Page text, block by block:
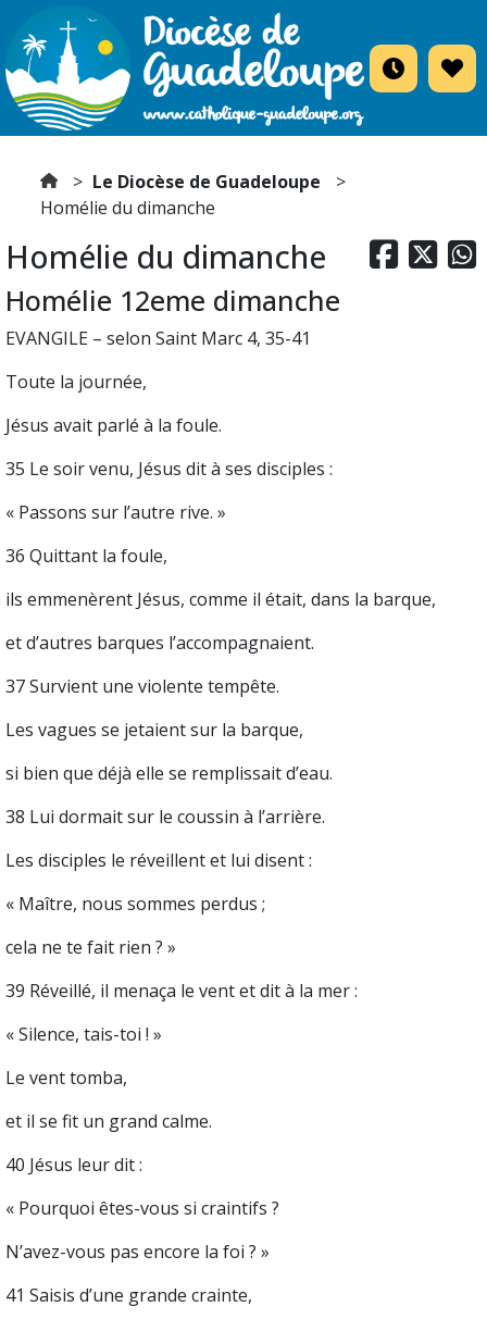
Le Diocèse de Guadeloupe
Homélie du dimanche
  
Homélie du dimanche
Homélie 12eme dimanche
EVANGILE – selon Saint Marc 4, 35-41
Toute la journée,
Jésus avait parlé à la foule.
35 Le soir venu, Jésus dit à ses disciples :
« Passons sur l’autre rive. »
36 Quittant la foule,
ils emmenèrent Jésus, comme il était, dans la barque,
et d’autres barques l’accompagnaient.
37 Survient une violente tempête.
Les vagues se jetaient sur la barque,
si bien que déjà elle se remplissait d’eau.
38 Lui dormait sur le coussin à l’arrière.
Les disciples le réveillent et lui disent :
« Maître, nous sommes perdus ;
cela ne te fait rien ? »
39 Réveillé, il menaça le vent et dit à la mer :
« Silence, tais-toi ! »
Le vent tomba,
et il se fit un grand calme.
40 Jésus leur dit :
« Pourquoi êtes-vous si craintifs ?
N’avez-vous pas encore la foi ? »
41 Saisis d’une grande crainte,